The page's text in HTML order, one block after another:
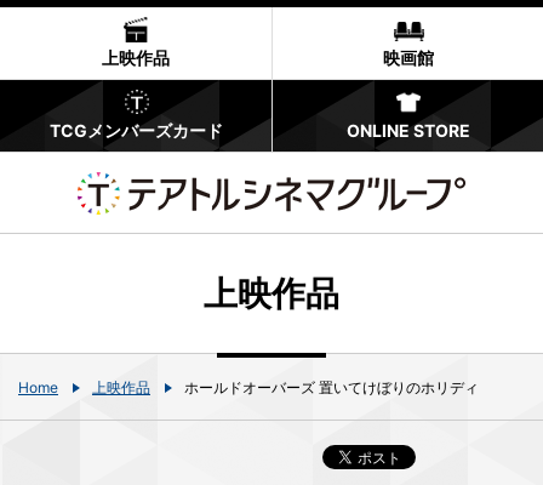
上映作品 映画館
TCGメンバーズカード ONLINE STORE
上映作品
Home 上映作品 ホールドオーバーズ 置いてけぼりのホリディ